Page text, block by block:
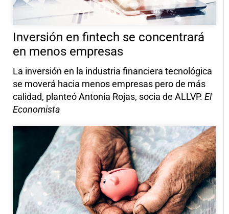
Inversión en fintech se concentrará
en menos empresas
La inversión en la industria financiera tecnológica
se moverá hacia menos empresas pero de más
calidad, planteó Antonia Rojas, socia de ALLVP. El
Economista